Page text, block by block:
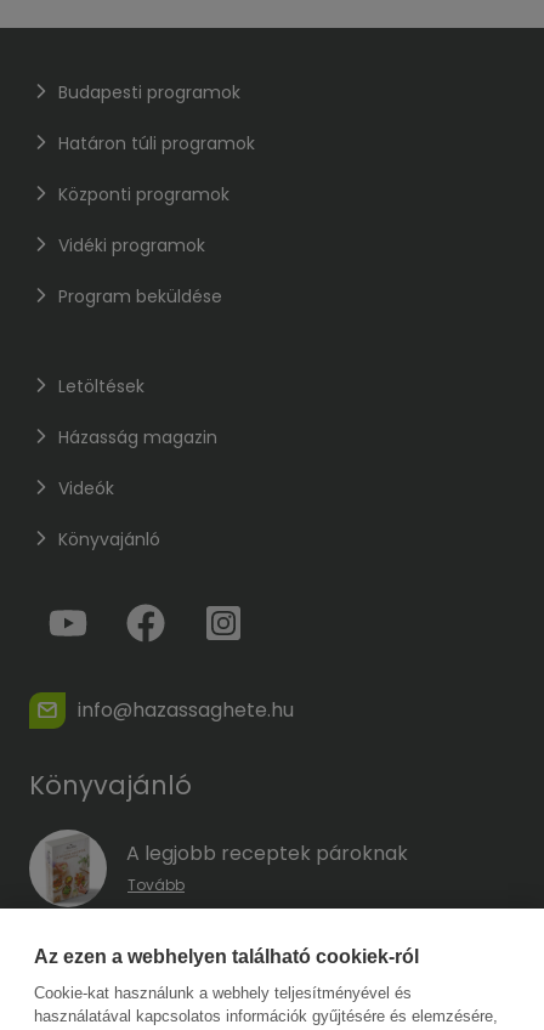
Budapesti programok
Határon túli programok
Központi programok
Vidéki programok
Program beküldése
Letöltések
Házasság magazin
Videók
Könyvajánló
info@hazassaghete.hu
Könyvajánló
A legjobb receptek pároknak
Tovább
A hűség kódja – Hogyan előzd meg a
megcsalást, mielőtt még eszedbe jutott
volna?
Az ezen a webhelyen található cookiek-ról
Cookie-kat használunk a webhely teljesítményével és
használatával kapcsolatos információk gyűjtésére és elemzésére,